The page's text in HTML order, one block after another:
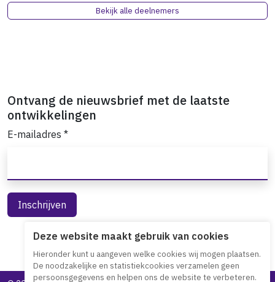
Bekijk alle deelnemers
Ontvang de nieuwsbrief met de laatste
ontwikkelingen
E-mailadres *
Deze website maakt gebruik van cookies
Hieronder kunt u aangeven welke cookies wij mogen plaatsen.
De noodzakelijke en statistiekcookies verzamelen geen
persoonsgegevens en helpen ons de website te verbeteren.